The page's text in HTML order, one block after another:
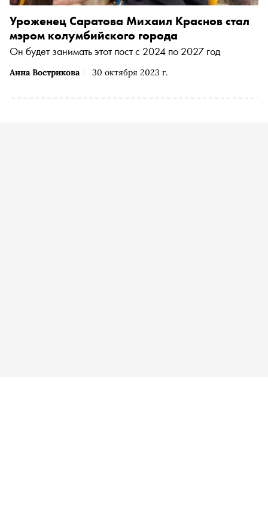
Анна Вострикова 30 октября 2023 г.
Уроженец Саратова Михаил Краснов стал
мэром колумбийского города
Он будет занимать этот пост с 2024 по 2027 год